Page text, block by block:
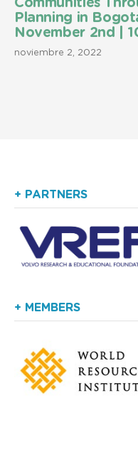
Communities
Planning in
November 2nd |
noviembre 2, 2022
+ PARTNERS
+ MEMBERS